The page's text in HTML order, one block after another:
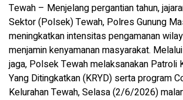
Tewah – Menjelang pergantian tahun,
Sektor (Polsek) Tewah, Polres Gunung
meningkatkan intensitas pengamanan
menjamin kenyamanan masyarakat.
jaga, Polsek Tewah melaksanakan Patroli
Yang Ditingkatkan (KRYD) serta program
Kelurahan Tewah, Selasa (2/6/2026)